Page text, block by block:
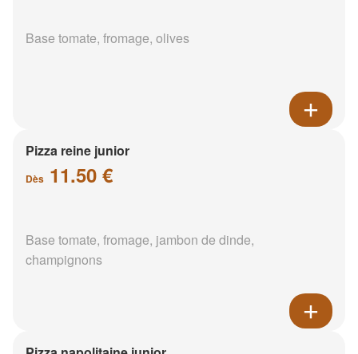
Base tomate, fromage, olives
Pizza reine junior
Dès 11.50 €
Base tomate, fromage, jambon de dinde,
champignons